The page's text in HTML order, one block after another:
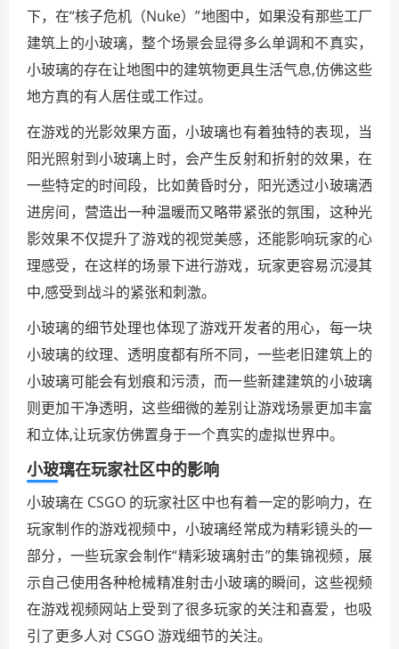
下，在“核子危机（Nuke）”地图中，如果没有那些工厂
建筑上的小玻璃，整个场景会显得多么单调和不真实，
小玻璃的存在让地图中的建筑物更具生活气息,仿佛这些
地方真的有人居住或工作过。
在游戏的光影效果方面，小玻璃也有着独特的表现，当
阳光照射到小玻璃上时，会产生反射和折射的效果，在
一些特定的时间段，比如黄昏时分，阳光透过小玻璃洒
进房间，营造出一种温暖而又略带紧张的氛围，这种光
影效果不仅提升了游戏的视觉美感，还能影响玩家的心
理感受，在这样的场景下进行游戏，玩家更容易沉浸其
中,感受到战斗的紧张和刺激。
小玻璃的细节处理也体现了游戏开发者的用心，每一块
小玻璃的纹理、透明度都有所不同，一些老旧建筑上的
小玻璃可能会有划痕和污渍，而一些新建建筑的小玻璃
则更加干净透明，这些细微的差别让游戏场景更加丰富
和立体,让玩家仿佛置身于一个真实的虚拟世界中。
小玻璃在玩家社区中的影响
小玻璃在 CSGO 的玩家社区中也有着一定的影响力，在
玩家制作的游戏视频中，小玻璃经常成为精彩镜头的一
部分，一些玩家会制作“精彩玻璃射击”的集锦视频，展
示自己使用各种枪械精准射击小玻璃的瞬间，这些视频
在游戏视频网站上受到了很多玩家的关注和喜爱，也吸
引了更多人对 CSGO 游戏细节的关注。